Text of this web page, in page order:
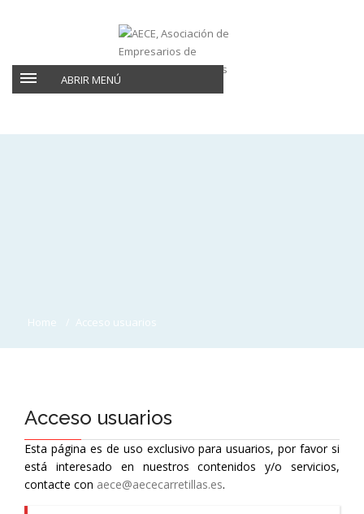
ABRIR MENÚ
Home Acceso usuarios
Acceso usuarios
Esta página es de uso exclusivo para usuarios, por favor si
está interesado en nuestros contenidos y/o servicios,
contacte con aece@aececarretillas.es.